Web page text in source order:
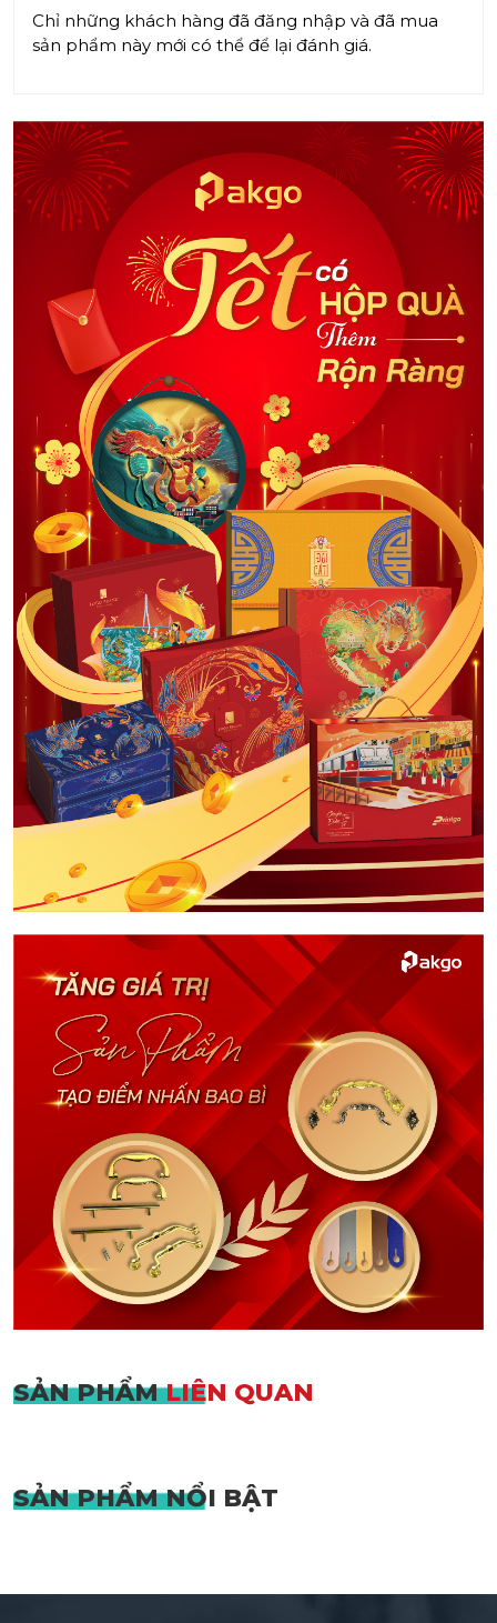
Chỉ những khách hàng đã đăng nhập và đã mua
sản phẩm này mới có thể để lại đánh giá.
SẢN PHẨMLIÊN QUAN
SẢN PHẨMNỔI BẬT